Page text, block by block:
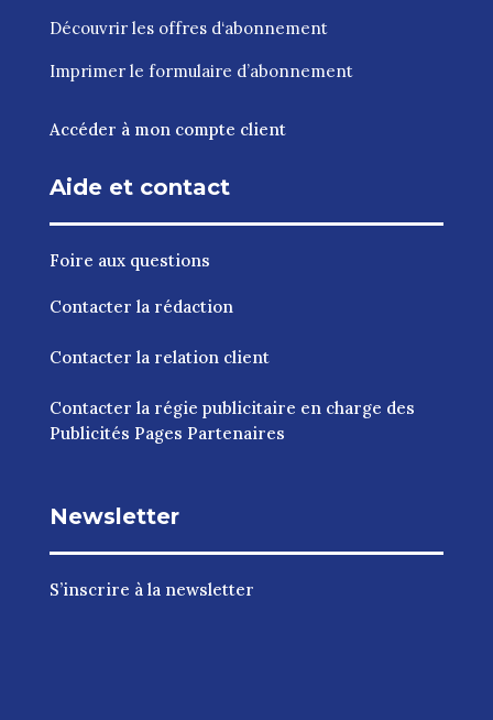
Découvrir les offres d‘abonnement
Imprimer le formulaire d’abonnement
Accéder à mon compte client
Aide et contact
Foire aux questions
Contacter la rédaction
Contacter la relation client
Contacter la régie publicitaire en charge des
Publicités Pages Partenaires
Newsletter
S’inscrire à la newsletter